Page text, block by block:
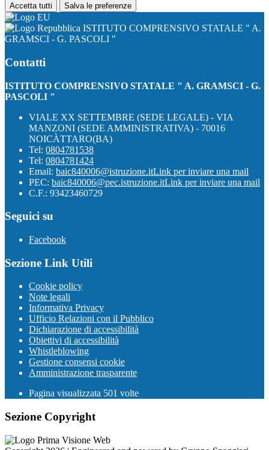
Accetta tutti Salva le preferenze
ISTITUTO COMPRENSIVO STATALE " A.
GRAMSCI - G. PASCOLI "
Contatti
ISTITUTO COMPRENSIVO STATALE " A. GRAMSCI - G.
PASCOLI "
VIALE XX SETTEMBRE (SEDE LEGALE) - VIA
MANZONI (SEDE AMMINISTRATIVA) - 70016
NOICÀTTARO(BA)
Tel: 0804781538
Tel: 0804781424
Email: baic840006@istruzione.itLink per inviare una mail
PEC: baic840006@pec.istruzione.itLink per inviare una mail
C.F.: 93423460729
Seguici su
Facebook
Sezione Link Utili
Cookie policy
Note legali
Informativa Privacy
Ufficio Relazioni con il Pubblico
Dichiarazione di accessibilità
Obiettivi di accessibilità
Whistleblowing
Gestione consensi cookie
Amministrazione trasparente
Pagina visualizzata 501 volte
Sezione Copyright